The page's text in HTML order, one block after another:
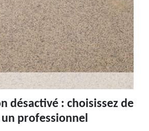
désactivé : choisissez de
professionnel